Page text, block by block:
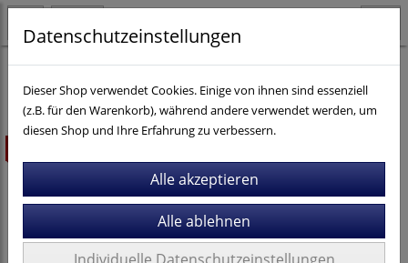
E-Bikes E-MTB Cube
Datenschutzeinstellungen
Dieser Shop verwendet Cookies. Einige von ihnen sind essenziell
(z.B. für den Warenkorb), während andere verwendet werden, um
diesen Shop und Ihre Erfahrung zu verbessern.